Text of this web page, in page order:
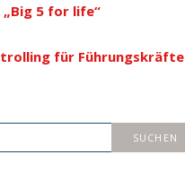
5 for life“
für Führungskräfte